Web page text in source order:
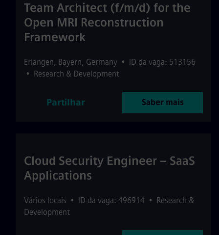
Team Architect (f/m/d) for the
Open MRI Reconstruction
Framework
Erlangen, Bayern, Germany • ID da vaga: 513156
• Research & Development
Partilhar Saber mais
Cloud Security Engineer – SaaS
Applications
Vários locais • ID da vaga: 496914 • Research &
Development